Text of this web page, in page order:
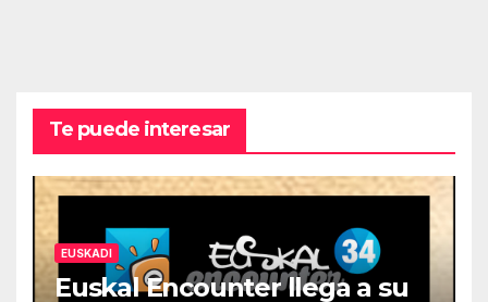
Te puede interesar
EUSKADI
Euskal Encounter llega a su